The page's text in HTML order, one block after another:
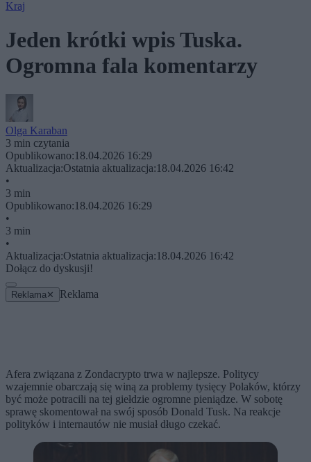
Kraj
Jeden krótki wpis Tuska.
Ogromna fala komentarzy
Olga Karaban
3 min czytania
Opublikowano:18.04.2026 16:29
Aktualizacja:Ostatnia aktualizacja:18.04.2026 16:42
•
3 min
Opublikowano:18.04.2026 16:29
•
3 min
•
Aktualizacja:Ostatnia aktualizacja:18.04.2026 16:42
Dołącz do dyskusji!
Reklama ✕ Reklama
Afera związana z Zondacrypto trwa w najlepsze. Politycy
wzajemnie obarczają się winą za problemy tysięcy Polaków, którzy
być może potracili na tej giełdzie ogromne pieniądze. W sobotę
sprawę skomentował na swój sposób Donald Tusk. Na reakcje
polityków i internautów nie musiał długo czekać.